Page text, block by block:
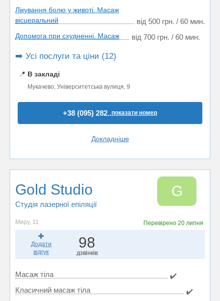
Лікування болю у животі. Масаж
вісцеральний
від 500 грн. / 60 мин.
Допомога при схудненні. Масаж від 700 грн. / 60 мин.
➡️ Усі послуги та ціни (12)
📍 В закладі
Мукачево, Університетська вулиця, 9
+38 (095) 282..показати номер
Докладніше
Gold Studio
Студія лазерної епіляції
G
Миру, 11 Перевірено 20 липня
Додати
відгук
98
дзвінків
Масаж тіла
✔️
Класичний масаж тіла
✔️